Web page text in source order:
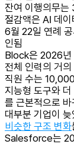
잔여 이행의무
절감액은 AI 데
6월 22일 연례
인됨
Block은 2026
전체 인력의 거의
직원 수는
지능형 도구와
를 근본적으로
대부분 기업이
비슷한 구조 변화
Salesforce는